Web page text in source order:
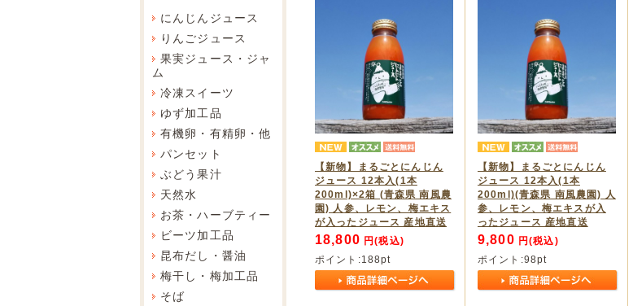
にんじんジュース
りんごジュース
果実ジュース・ジャ
ム
冷凍スイーツ
ゆず加工品
有機卵・有精卵・他
パンセット
ぶどう果汁
天然水
お茶・ハーブティー
ビーツ加工品
昆布だし・醤油
梅干し・梅加工品
そば
【新物】まるごとにんじん
ジュース 12本入(1本
200ml)×2箱 (青森県 南風農
園) 人参、レモン、梅エキス
が入ったジュース 産地直送
18,800 円(税込)
ポイント:188pt
【新物】まるごとにんじん
ジュース 12本入(1本
200ml)(青森県 南風農園) 人
参、レモン、梅エキスが入
ったジュース 産地直送
9,800 円(税込)
ポイント:98pt